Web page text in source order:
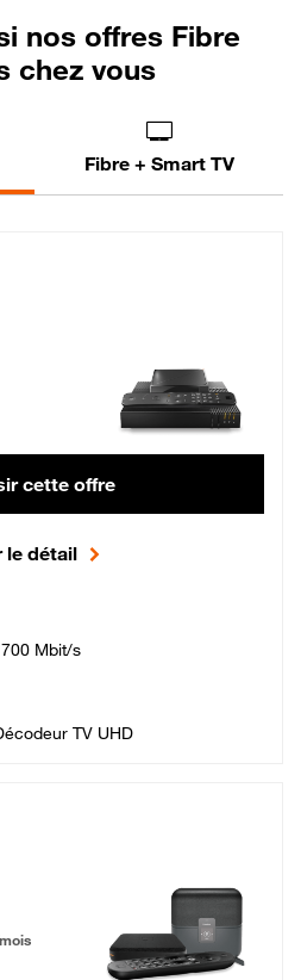
nos offres Fibre
chez vous
Fibre + Smart TV
Lite Fibre
cette offre
le détail
Mbit/s
TV UHD
Fibre
puis 42,99 € par mois, Engagement 12 mois